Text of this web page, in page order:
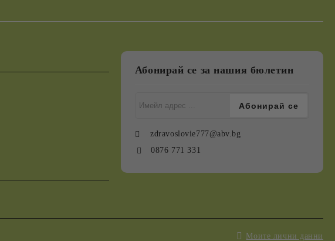
Абонирай се за нашия бюлетин
zdravoslovie777@abv.bg
0876 771 331
Моите лични данни